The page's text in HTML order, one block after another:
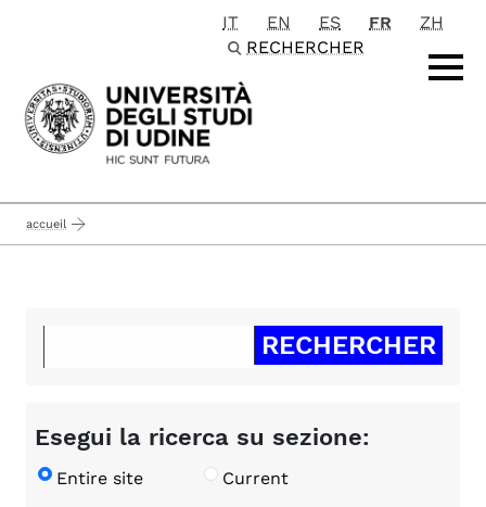
Passa al contenuto principale
IT EN ES FR
ZH
RECHERCHER
accueil
Esegui la ricerca su sezione:
Entire site Current